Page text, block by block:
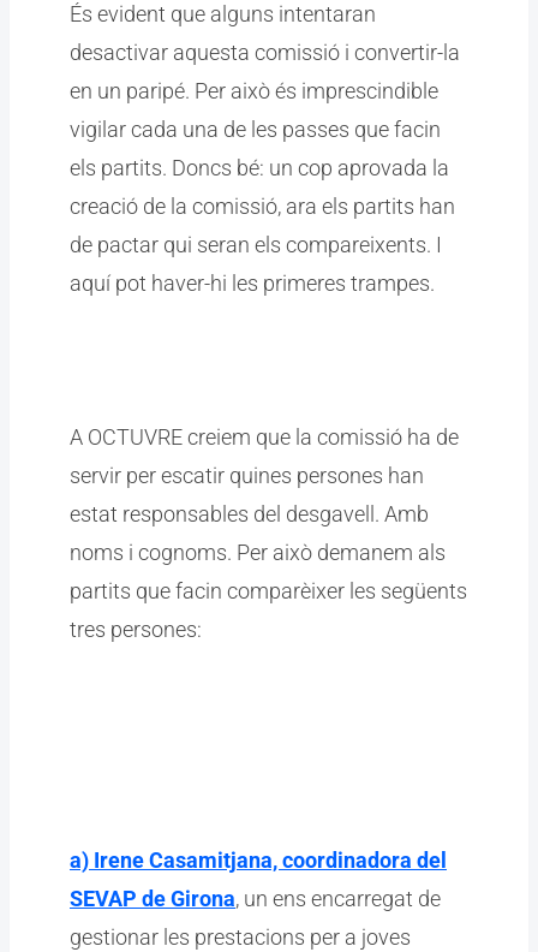
És evident que alguns intentaran
desactivar aquesta comissió i convertir-la
en un paripé. Per això és imprescindible
vigilar cada una de les passes que facin
els partits. Doncs bé: un cop aprovada la
creació de la comissió, ara els partits han
de pactar qui seran els compareixents. I
aquí pot haver-hi les primeres trampes.
A OCTUVRE creiem que la comissió ha de
servir per escatir quines persones han
estat responsables del desgavell. Amb
noms i cognoms. Per això demanem als
partits que facin comparèixer les següents
tres persones:
a) Irene Casamitjana, coordinadora del
SEVAP de Girona, un ens encarregat de
gestionar les prestacions per a joves